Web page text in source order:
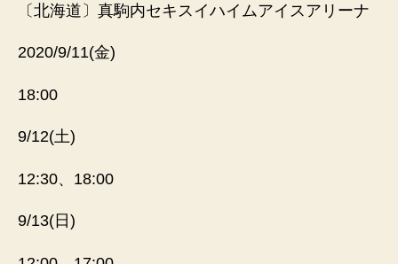
〔北海道〕真駒内セキスイハイムアイスアリーナ
2020/9/11(金)
18:00
9/12(土)
12:30、18:00
9/13(日)